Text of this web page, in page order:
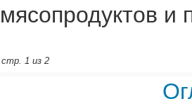
мясопродуктов и
стр. 1 из 2